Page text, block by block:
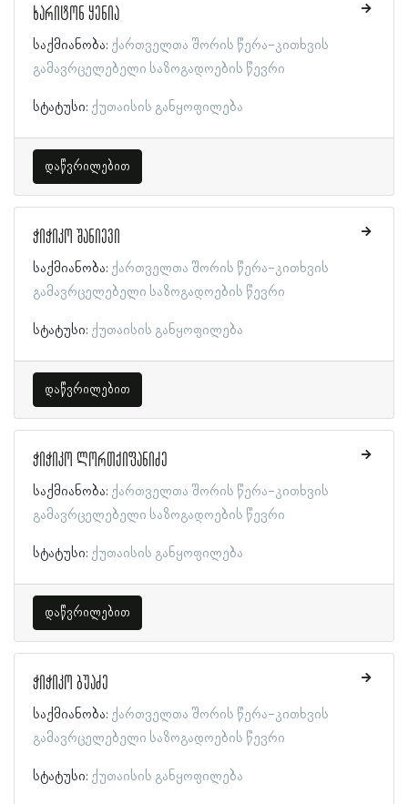
ხარიტონ ყენია
საქმიანობა: ქართველთა შორის წერა-კითხვის
გამავრცელებელი საზოგადოების წევრი
სტატუსი: ქუთაისის განყოფილება
დაწვრილებით
ჭიჭიკო შანიევი
საქმიანობა: ქართველთა შორის წერა-კითხვის
გამავრცელებელი საზოგადოების წევრი
სტატუსი: ქუთაისის განყოფილება
დაწვრილებით
ჭიჭიკო ლორთქიფანიძე
საქმიანობა: ქართველთა შორის წერა-კითხვის
გამავრცელებელი საზოგადოების წევრი
სტატუსი: ქუთაისის განყოფილება
დაწვრილებით
ჭიჭიკო ბუაძე
საქმიანობა: ქართველთა შორის წერა-კითხვის
გამავრცელებელი საზოგადოების წევრი
სტატუსი: ქუთაისის განყოფილება